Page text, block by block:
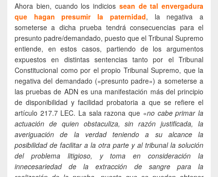
Ahora bien, cuando los indicios sean de tal envergadura
que hagan presumir la paternidad, la negativa a
someterse a dicha prueba tendrá consecuencias para el
presunto padre/demandado, puesto que el Tribunal Supremo
entiende, en estos casos, partiendo de los argumentos
expuestos en distintas sentencias tanto por el Tribunal
Constitucional como por el propio Tribunal Supremo, que la
negativa del demandado («presunto padre») a someterse a
las pruebas de ADN es una manifestación más del principio
de disponibilidad y facilidad probatoria a que se refiere el
artículo 217.7 LEC. La sala razona que «no cabe primar la
actuación de quien obstaculiza, sin razón justificada, la
averiguación de la verdad teniendo a su alcance la
posibilidad de facilitar a la otra parte y al tribunal la solución
del problema litigioso, y toma en consideración la
innecesariedad de la extracción de sangre para la